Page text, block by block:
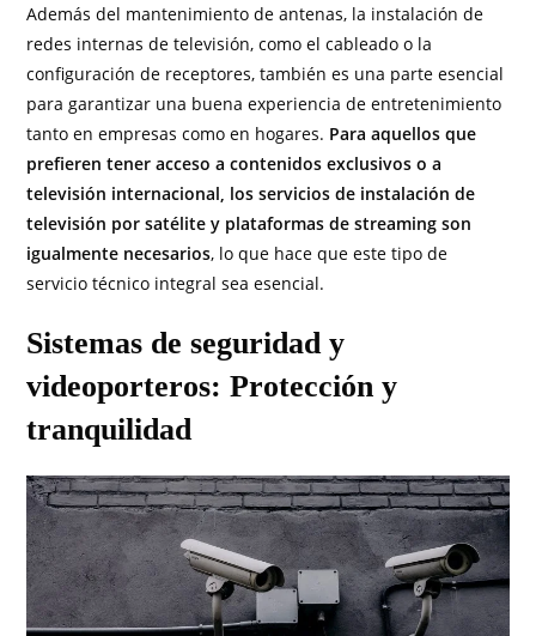
Además del mantenimiento de antenas, la instalación de
redes internas de televisión, como el cableado o la
configuración de receptores, también es una parte esencial
para garantizar una buena experiencia de entretenimiento
tanto en empresas como en hogares. Para aquellos que
prefieren tener acceso a contenidos exclusivos o a
televisión internacional, los servicios de instalación de
televisión por satélite y plataformas de streaming son
igualmente necesarios, lo que hace que este tipo de
servicio técnico integral sea esencial.
Sistemas de seguridad y
videoporteros: Protección y
tranquilidad